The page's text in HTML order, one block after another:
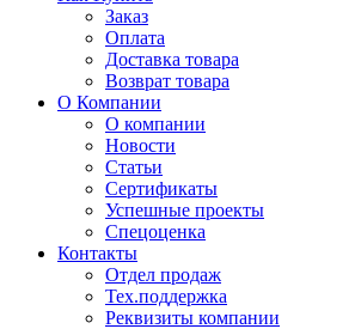
Заказ
Оплата
Доставка товара
Возврат товара
О Компании
О компании
Новости
Статьи
Сертификаты
Успешные проекты
Спецоценка
Контакты
Отдел продаж
Тех.поддержка
Реквизиты компании